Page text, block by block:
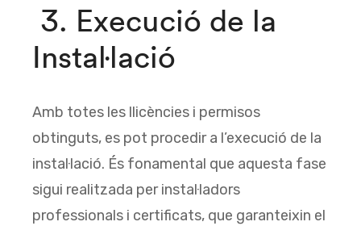
3. Execució de la
Instal·lació
Amb totes les llicències i permisos
obtinguts, es pot procedir a l’execució de la
instal·lació. És fonamental que aquesta fase
sigui realitzada per instal·ladors
professionals i certificats, que garanteixin el